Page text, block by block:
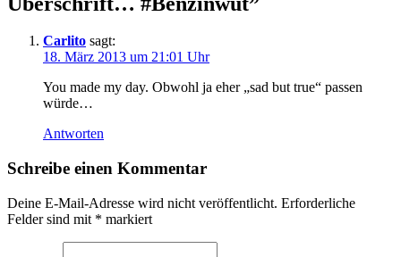
Carlito sagt:
18. März 2013 um 21:01 Uhr
You made my day. Obwohl ja eher „sad but true“ passen
würde…
Antworten
Schreibe einen Kommentar
Deine E-Mail-Adresse wird nicht veröffentlicht. Erforderliche
Felder sind mit * markiert